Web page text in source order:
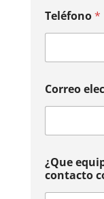
o
?
*
o
u
i
a
i
o
n
Teléfono*
Correo
¿Que
contacto